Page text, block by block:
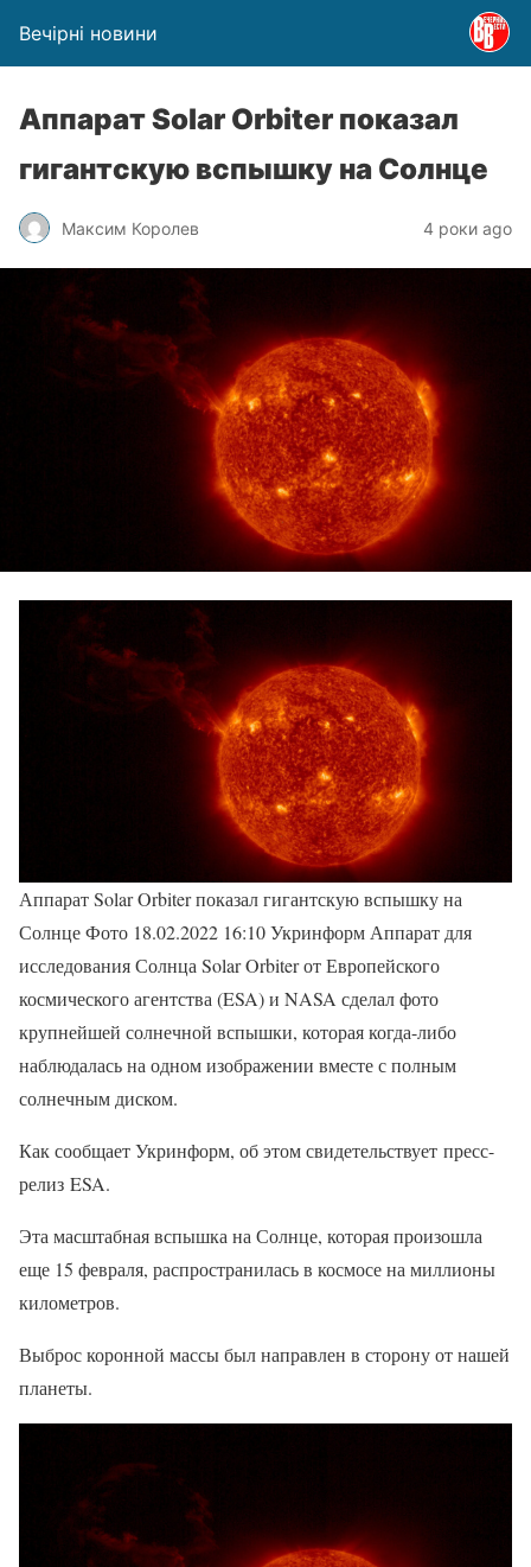
Вечірні новини
Аппарат Solar Orbiter показал
гигантскую вспышку на Солнце
Максим Королев 4 роки ago
Аппарат Solar Orbiter показал гигантскую вспышку на
Солнце Фото 18.02.2022 16:10 Укринформ Аппарат для
исследования Солнца Solar Orbiter от Европейского
космического агентства (ESA) и NASA сделал фото
крупнейшей солнечной вспышки, которая когда-либо
наблюдалась на одном изображении вместе с полным
солнечным диском.
Как сообщает Укринформ, об этом свидетельствует пресс-
релиз ESA.
Эта масштабная вспышка на Солнце, которая произошла
еще 15 февраля, распространилась в космосе на миллионы
километров.
Выброс коронной массы был направлен в сторону от нашей
планеты.